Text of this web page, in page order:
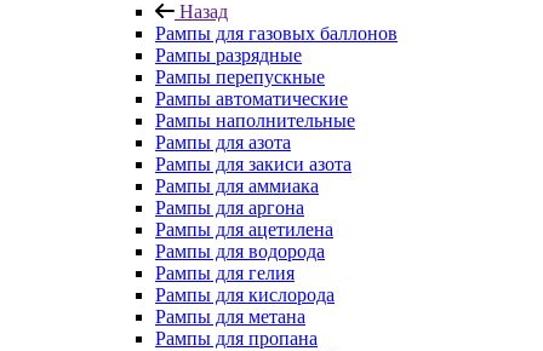
Назад
Рампы для газовых баллонов
Рампы разрядные
Рампы перепускные
Рампы автоматические
Рампы наполнительные
Рампы для азота
Рампы для закиси азота
Рампы для аммиака
Рампы для аргона
Рампы для ацетилена
Рампы для водорода
Рампы для гелия
Рампы для кислорода
Рампы для метана
Рампы для пропана